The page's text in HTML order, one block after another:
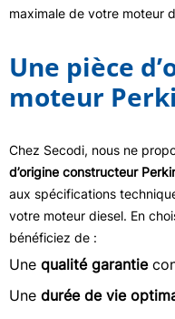
maximale de votre moteur
Une pièce
moteur
Chez Secodi, nous ne
d’origine constructeur
aux spécifications
votre moteur diesel. En
bénéficiez de :
Une qualité garantie
Une durée de vie